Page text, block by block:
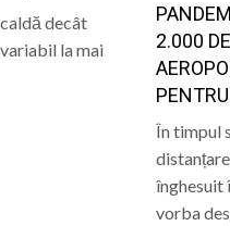
decât
la mai
2.000
În timpul
înghesuit
vorba